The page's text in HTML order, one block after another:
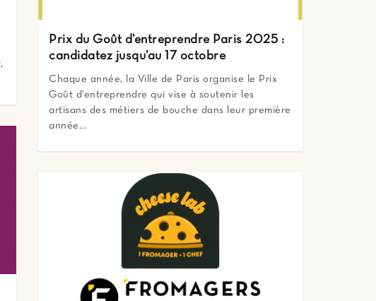
Prix du Goût d’entreprendre Paris 2025 :
candidatez jusqu’au 17 octobre
Chaque année, la Ville de Paris organise le Prix
Goût d'entreprendre qui vise à soutenir les
artisans des métiers de bouche dans leur première
année...